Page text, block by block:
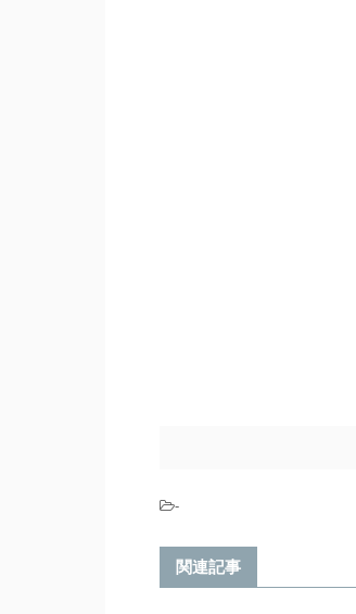
-
関連記事